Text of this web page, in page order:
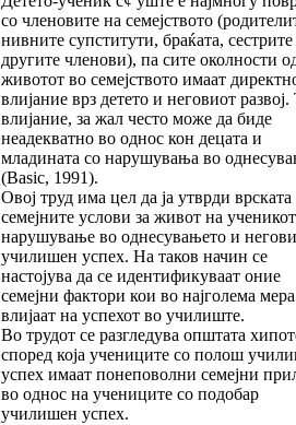
со членовите на семејството
нивните супститути, браќата,
другите членови), па сите околности
животот во семејството имаат
влијание врз детето и неговиот развој.
влијание, за жал често може да биде
неадекватно во однос кон децата и
младината со нарушувања во
(Basic, 1991).
Овој труд има цел да ја утврди врската
семејните услови за живот на
нарушување во однесувањето и
училишен успех. На таков начин се
настојува да се идентификуваат оние
семејни фактори кои во најголема мера
влијаат на успехот во училиште.
Во трудот се разгледува општата
според која учениците со полош
успех имаат понеповолни семејни
во однос на учениците со подобар
училишен успех.